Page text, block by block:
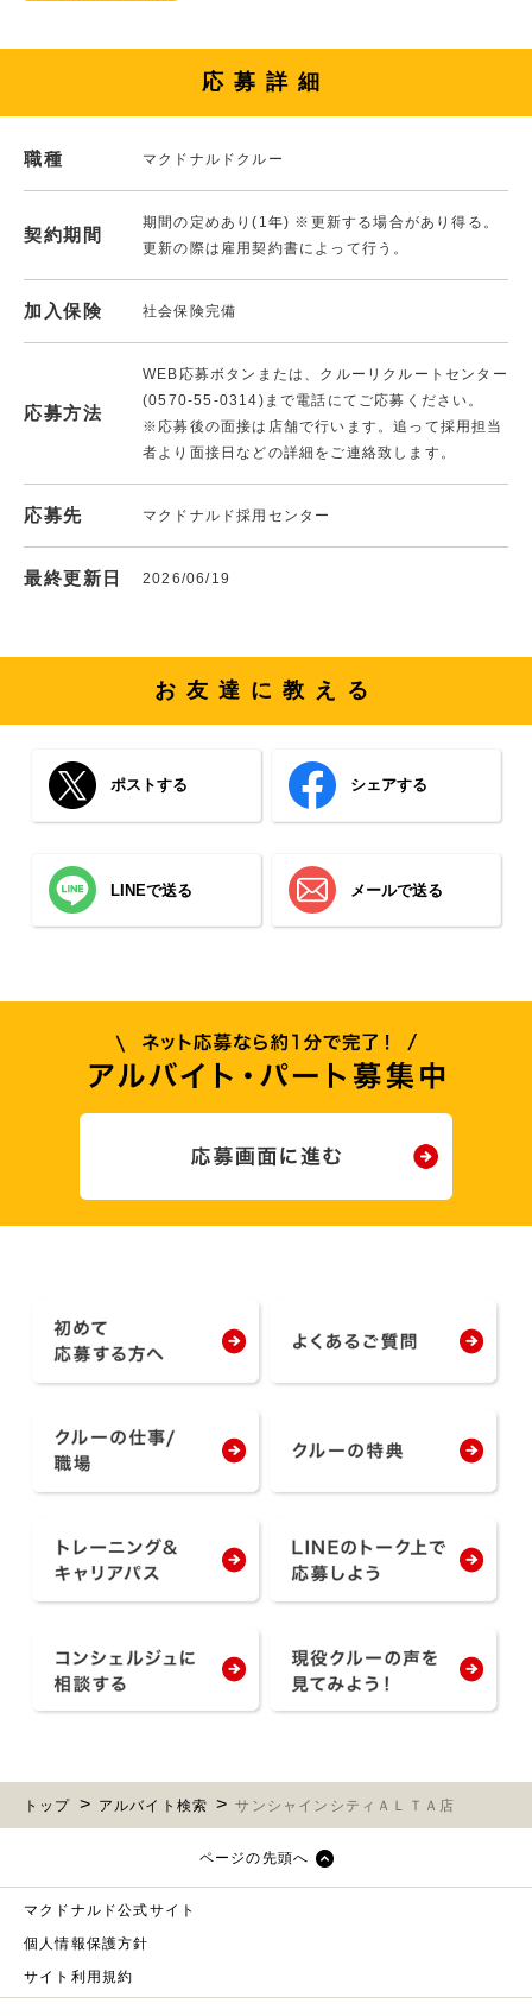
応募詳細
職種 マクドナルドクルー
契約期間
期間の定めあり(1年) ※更新する場合があり得る。
更新の際は雇用契約書によって行う。
加入保険 社会保険完備
応募方法
WEB応募ボタンまたは、クルーリクルートセンター
(0570-55-0314)まで電話にてご応募ください。
※応募後の面接は店舗で行います。追って採用担当
者より面接日などの詳細をご連絡致します。
応募先 マクドナルド採用センター
最終更新日 2026/06/19
お友達に教える
ポストする シェアする
LINEで送る メールで送る
トップ アルバイト検索 サンシャインシティＡＬＴＡ店
ページの先頭へ
マクドナルド公式サイト
個人情報保護方針
サイト利用規約